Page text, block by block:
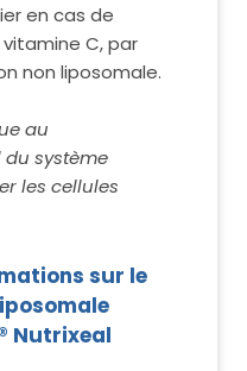
en cas de
C, par
non liposomale.
au
système
les cellules
sur le
Nutrixeal